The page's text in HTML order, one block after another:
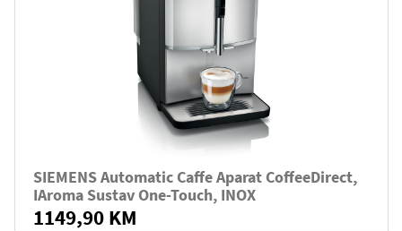
SIEMENS Automatic Caffe Aparat CoffeeDirect,
IAroma Sustav One-Touch, INOX
1149,90 KM